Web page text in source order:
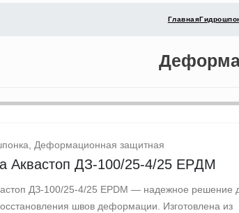
Главная
, Деформационная защитная
Аквастоп ДЗ-100/25-4/25 EPДM
ДЗ-100/25-4/25 EPDM — надежное решение
швов деформации. Изготовлена из